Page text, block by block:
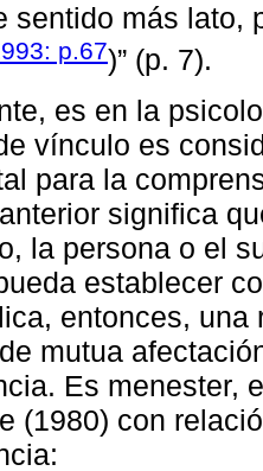
sentido más lato,
p.67)” (p. 7).
es en la
vínculo es
para la
significa
la persona o el
establecer
entonces,
mutua
Es menester,
(1980) con